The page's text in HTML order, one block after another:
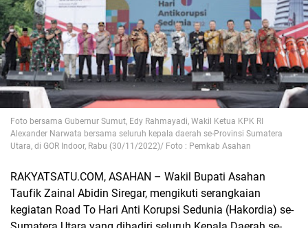
Foto bersama Gubernur Sumut, Edy Rahmayadi, Wakil Ketua KPK RI
Alexander Narwata bersama seluruh kepala daerah se-Provinsi Sumatera
Utara, di GOR Indoor, Rabu (30/11/2022)/ Foto : Pemkab Asahan
RAKYATSATU.COM, ASAHAN – Wakil Bupati Asahan
Taufik Zainal Abidin Siregar, mengikuti serangkaian
kegiatan Road To Hari Anti Korupsi Sedunia (Hakordia) se-